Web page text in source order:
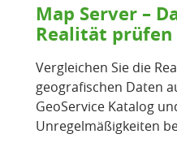
Map Server –
Realität prüfen
Vergleichen Sie die
geografischen Daten
GeoService Katalog
Unregelmäßigkeiten